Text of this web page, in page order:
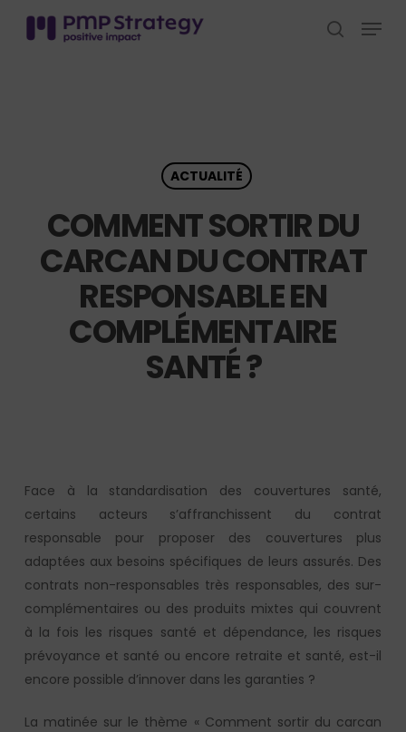
search
Menu
ACTUALITÉ
COMMENT SORTIR DU
CARCAN DU CONTRAT
RESPONSABLE EN
COMPLÉMENTAIRE
SANTÉ ?
Face à la standardisation des couvertures santé,
certains acteurs s’affranchissent du contrat
responsable pour proposer des couvertures plus
adaptées aux besoins spécifiques de leurs assurés. Des
contrats non-responsables très responsables, des sur-
complémentaires ou des produits mixtes qui couvrent
à la fois les risques santé et dépendance, les risques
prévoyance et santé ou encore retraite et santé, est-il
encore possible d’innover dans les garanties ?
La matinée sur le thème « Comment sortir du carcan